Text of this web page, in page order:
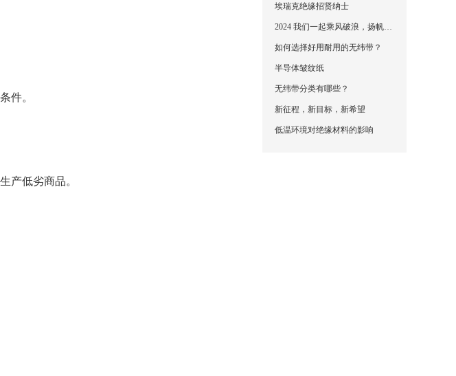
埃瑞克绝缘招贤纳士
2024 我们一起乘风破浪，扬帆起航，再创辉煌！
如何选择好用耐用的无纬带？
半导体皱纹纸
无纬带分类有哪些？
新征程，新目标，新希望
低温环境对绝缘材料的影响
件。
产低劣商品。